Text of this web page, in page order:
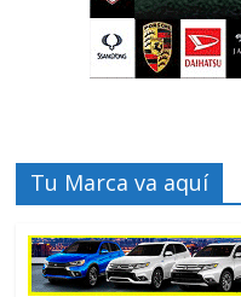
Tu Marca va aquí